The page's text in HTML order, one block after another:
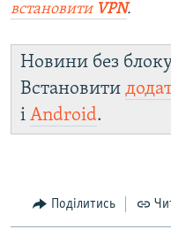
встановити VPN.
Новини без
Встановити
і Android.
Поділитись